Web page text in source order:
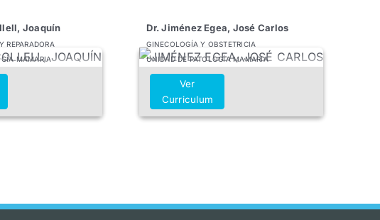
Joaquín
REPARADORA
MAMARIA
Dr. Jiménez Egea, José Carlos
GINECOLOGÍA Y OBSTETRICIA
UNIDAD DE PATOLOGÍA MAMARIA
Ver
Curriculum